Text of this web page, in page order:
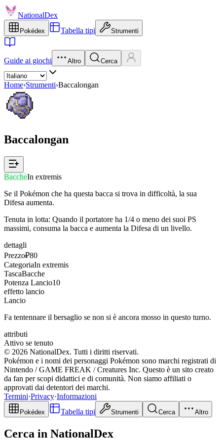
NationalDex
Pokédex Tabella tipi Strumenti
Guide ai giochi Altro Cerca
Home›Strumenti›Baccalongan
Baccalongan
BaccheIn extremis
Se il Pokémon che ha questa bacca si trova in difficoltà, la sua
Difesa aumenta.
Tenuta in lotta: Quando il portatore ha 1/4 o meno dei suoi PS
massimi, consuma la bacca e aumenta la Difesa di un livello.
dettagli
Prezzo₽80
CategoriaIn extremis
TascaBacche
Potenza Lancio10
effetto lancio
Lancio
Fa tentennare il bersaglio se non si è ancora mosso in questo turno.
attributi
Attivo se tenuto
© 2026 NationalDex. Tutti i diritti riservati.
Pokémon e i nomi dei personaggi Pokémon sono marchi registrati di
Nintendo / GAME FREAK / Creatures Inc. Questo è un sito creato
da fan per scopi didattici e di comunità. Non siamo affiliati o
approvati dai detentori dei marchi.
Termini·Privacy·Informazioni
Pokédex Tabella tipi Strumenti Cerca Altro
Cerca in NationalDex